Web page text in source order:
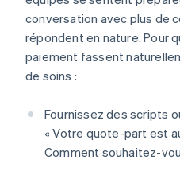
conversation avec plus de
répondent en nature. Pour
paiement fassent
de soins :
Fournissez des scripts
« Votre quote-part est
Comment souhaitez-